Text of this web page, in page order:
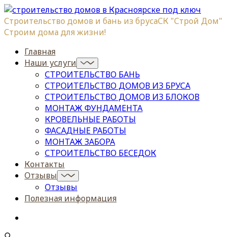
Строительство домов и бань из брусаСК "Строй Дом"
Строим дома для жизни!
Главная
Наши услуги
СТРОИТЕЛЬСТВО БАНЬ
СТРОИТЕЛЬСТВО ДОМОВ ИЗ БРУСА
СТРОИТЕЛЬСТВО ДОМОВ ИЗ БЛОКОВ
МОНТАЖ ФУНДАМЕНТА
КРОВЕЛЬНЫЕ РАБОТЫ
ФАСАДНЫЕ РАБОТЫ
МОНТАЖ ЗАБОРА
СТРОИТЕЛЬСТВО БЕСЕДОК
Контакты
Отзывы
Отзывы
Полезная информация